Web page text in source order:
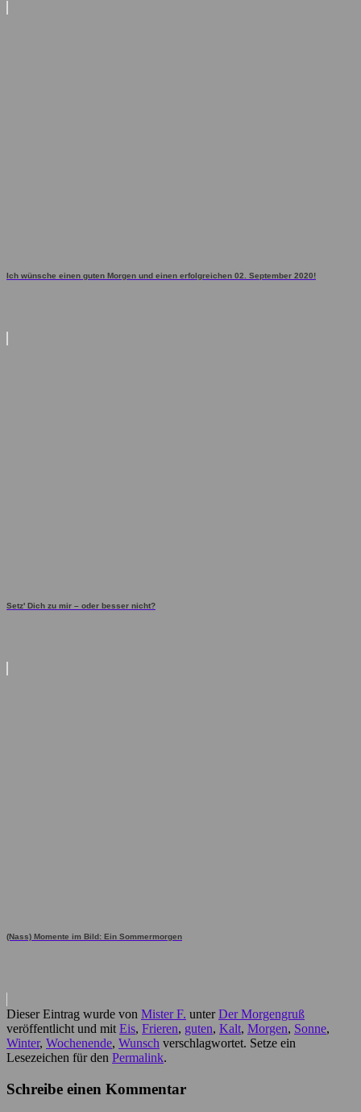
Ich wünsche einen guten Morgen und einen erfolgreichen 02. September 2020!
Setz' Dich zu mir – oder besser nicht?
(Nass) Momente im Bild: Ein Sommermorgen
Dieser Eintrag wurde von Mister F. unterDer Morgengruß
veröffentlicht und mit Eis, Frieren, guten, Kalt, Morgen, Sonne,
Winter, Wochenende, Wunsch verschlagwortet. Setze ein
Lesezeichen für den Permalink.
Schreibe einen Kommentar